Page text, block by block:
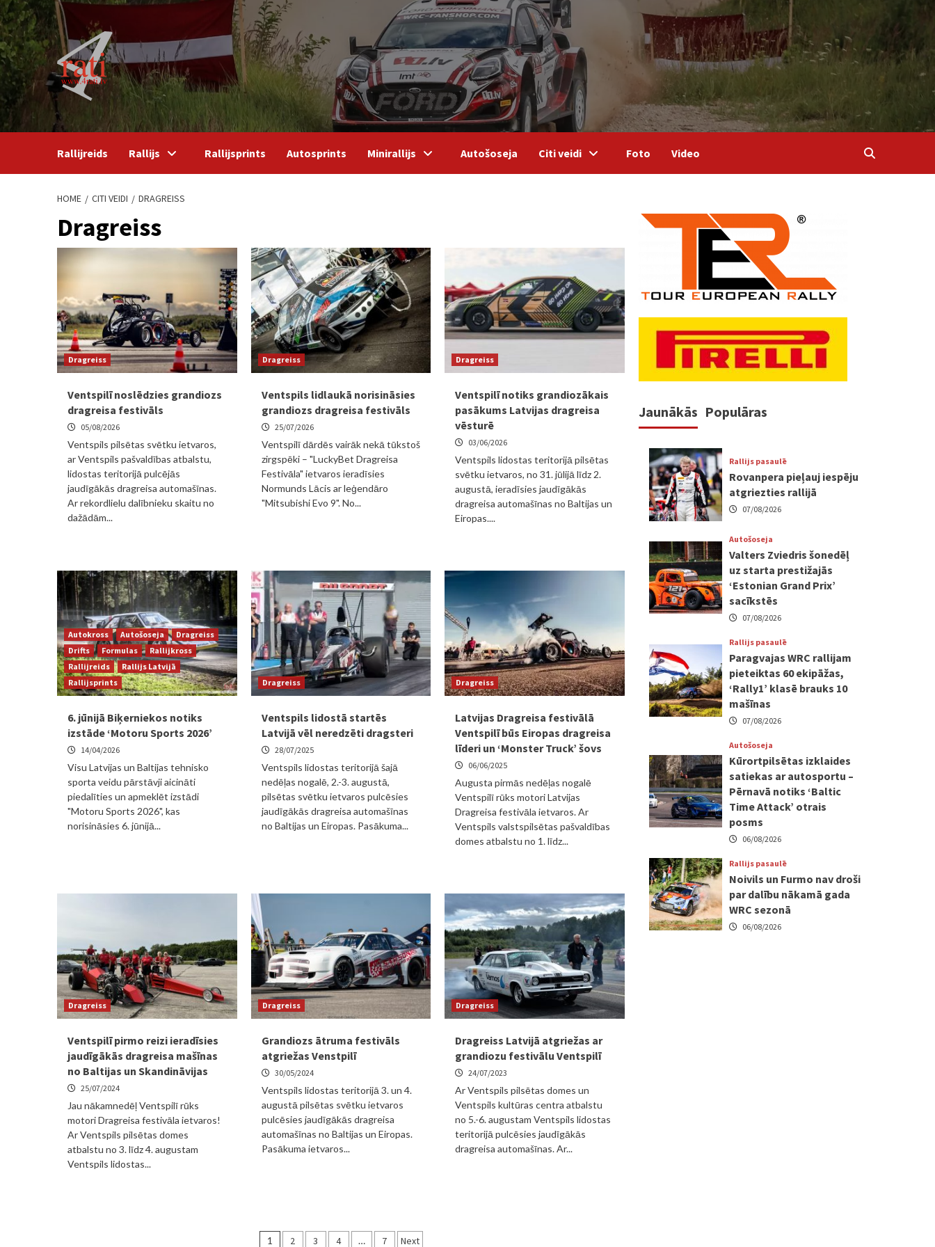
Skip
to
content
Rallijreids Rallijs Rallijsprints Autosprints Minirallijs Autošoseja Citi veidi Foto Video
HOME CITI VEIDI DRAGREISS
Dragreiss
Dragreiss
Ventspilī noslēdzies grandiozs
dragreisa festivāls
05/08/2026
Ventspils pilsētas svētku ietvaros,
ar Ventspils pašvaldības atbalstu,
lidostas teritorijā pulcējās
jaudīgākās dragreisa automašīnas.
Ar rekordlielu dalībnieku skaitu no
dažādām...
Dragreiss
Ventspils lidlaukā norisināsies
grandiozs dragreisa festivāls
25/07/2026
Ventspilī dārdēs vairāk nekā tūkstoš
zirgspēki – "LuckyBet Dragreisa
Festivāla" ietvaros ieradīsies
Normunds Lācis ar leģendāro
"Mitsubishi Evo 9". No...
Dragreiss
Ventspilī notiks grandiozākais
pasākums Latvijas dragreisa
vēsturē
03/06/2026
Ventspils lidostas teritorijā pilsētas
svētku ietvaros, no 31. jūlijā līdz 2.
augustā, ieradīsies jaudīgākās
dragreisa automašīnas no Baltijas un
Eiropas....
Autokross Autošoseja
Dragreiss
Drifts
Formulas
Rallijkross
Rallijreids
Rallijs Latvijā
Rallijsprints
6. jūnijā Biķerniekos notiks
izstāde ‘Motoru Sports 2026’
14/04/2026
Visu Latvijas un Baltijas tehnisko
sporta veidu pārstāvji aicināti
piedalīties un apmeklēt izstādi
"Motoru Sports 2026", kas
norisināsies 6. jūnijā...
Dragreiss
Ventspils lidostā startēs
Latvijā vēl neredzēti dragsteri
28/07/2025
Ventspils lidostas teritorijā šajā
nedēļas nogalē, 2.-3. augustā,
pilsētas svētku ietvaros pulcēsies
jaudīgākās dragreisa automašīnas
no Baltijas un Eiropas. Pasākuma...
Dragreiss
Latvijas Dragreisa festivālā
Ventspilī būs Eiropas dragreisa
līderi un ‘Monster Truck’ šovs
06/06/2025
Augusta pirmās nedēļas nogalē
Ventspilī rūks motori Latvijas
Dragreisa festivāla ietvaros. Ar
Ventspils valstspilsētas pašvaldības
domes atbalstu no 1. līdz...
Dragreiss
Ventspilī pirmo reizi ieradīsies
jaudīgākās dragreisa mašīnas
no Baltijas un Skandināvijas
25/07/2024
Jau nākamnedēļ Ventspilī rūks
motori Dragreisa festivāla ietvaros!
Ar Ventspils pilsētas domes
atbalstu no 3. līdz 4. augustam
Ventspils lidostas...
Dragreiss
Grandiozs ātruma festivāls
atgriežas Venstpilī
30/05/2024
Ventspils lidostas teritorijā 3. un 4.
augustā pilsētas svētku ietvaros
pulcēsies jaudīgākās dragreisa
automašīnas no Baltijas un Eiropas.
Pasākuma ietvaros...
Dragreiss
Dragreiss Latvijā atgriežas ar
grandiozu festivālu Ventspilī
24/07/2023
Ar Ventspils pilsētas domes un
Ventspils kultūras centra atbalstu
no 5.-6. augustam Ventspils lidostas
teritorijā pulcēsies jaudīgākās
dragreisa automašīnas. Ar...
Ziņu
1 2 3 4 … 7 Next
Jaunākās Populāras
Rallijs pasaulē
Rovanpera pieļauj iespēju
atgriezties rallijā
07/08/2026
Autošoseja
Valters Zviedris šonedēļ
uz starta prestižajās
‘Estonian Grand Prix’
sacīkstēs
07/08/2026
Rallijs pasaulē
Paragvajas WRC rallijam
pieteiktas 60 ekipāžas,
‘Rally1’ klasē brauks 10
mašīnas
07/08/2026
Autošoseja
Kūrortpilsētas izklaides
satiekas ar autosportu –
Pērnavā notiks ‘Baltic
Time Attack’ otrais
posms
06/08/2026
Rallijs pasaulē
Noivils un Furmo nav droši
par dalību nākamā gada
WRC sezonā
06/08/2026